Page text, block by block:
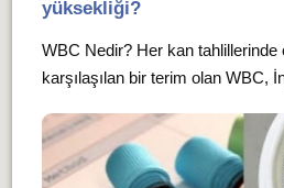
yüksekliği?
WBC Nedir? Her kan tahlillerinde
karşılaşılan bir terim olan WBC,